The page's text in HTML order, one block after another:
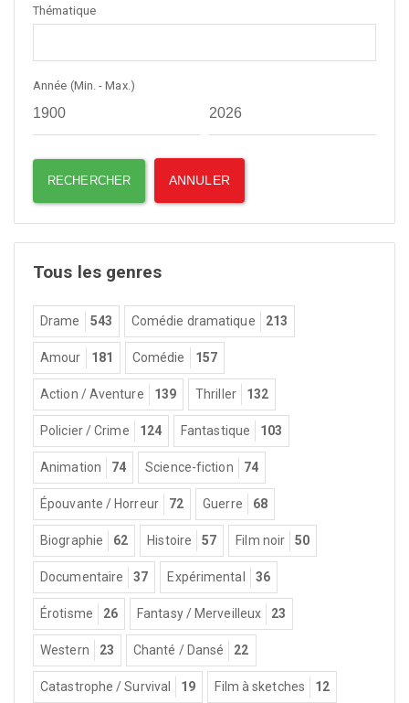
Thématique
Année (Min. - Max.)
Tous les genres
Drame 543 Comédie dramatique 213
Amour 181 Comédie 157
Action / Aventure 139 Thriller 132
Policier / Crime 124 Fantastique 103
Animation 74 Science-fiction 74
Épouvante / Horreur 72 Guerre 68
Biographie 62 Histoire 57 Film noir 50
Documentaire 37 Expérimental 36
Érotisme 26 Fantasy / Merveilleux 23
Western 23 Chanté / Dansé 22
Catastrophe / Survival 19 Film à sketches 12